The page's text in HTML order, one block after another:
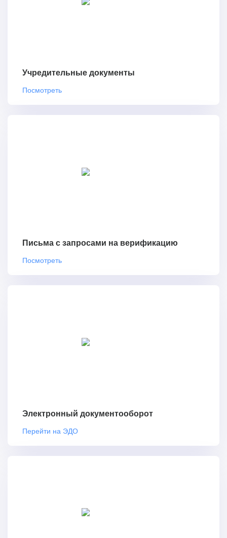
Учредительные документы
Посмотреть
Письма с запросами на верификацию
Посмотреть
Электронный документооборот
Перейти на ЭДО